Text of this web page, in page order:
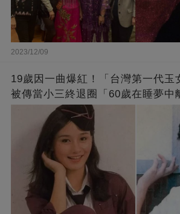
2023/12/09
19歲因一曲爆紅！「台灣第一代玉
被傳當小三終退圈「60歲在睡夢中